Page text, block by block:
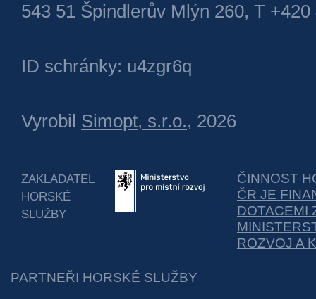
543 51 Špindlerův Mlýn 260, T +420
ID schránky: u4zgr6q
Vyrobil Simopt, s.r.o., 2026
ZAKLADATEL
HORSKÉ
SLUŽBY
ČINNOST
ČR JE
DOTACEMI
ROZVOJ A
PARTNEŘI HORSKÉ SLUŽBY